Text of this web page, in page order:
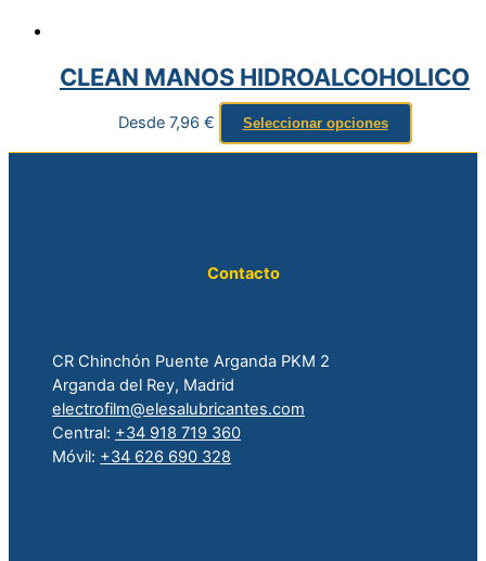
CLEAN MANOS HIDROALCOHOLICO
Desde 7,96 € Seleccionar opciones
Contacto
CR Chinchón Puente Arganda PKM 2
Arganda del Rey, Madrid
electrofilm@elesalubricantes.com
Central: +34 918 719 360
Móvil: +34 626 690 328